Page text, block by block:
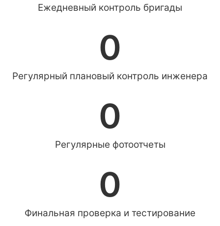
Ежедневный контроль бригады
0
Регулярный плановый контроль инженера
0
Регулярные фотоотчеты
0
Финальная проверка и тестирование